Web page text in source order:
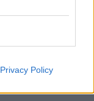
Privacy Policy